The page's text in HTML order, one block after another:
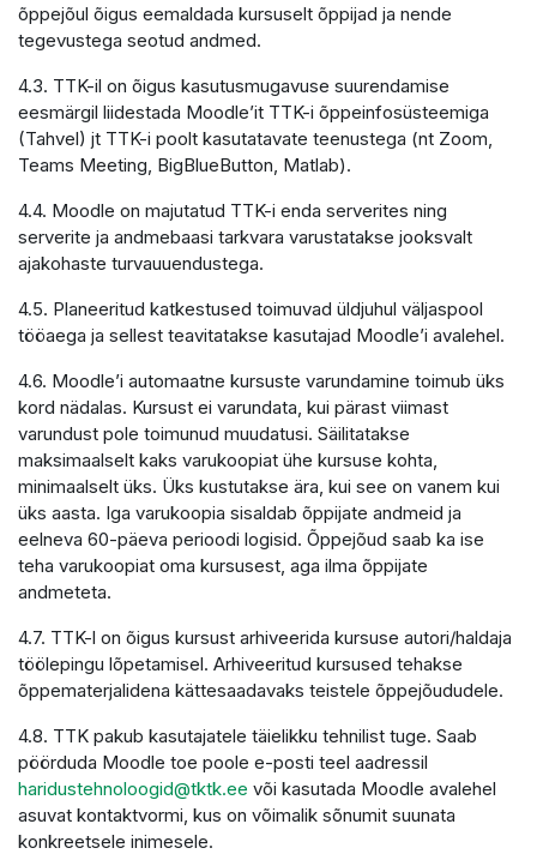
õppejõul õigus eemaldada kursuselt õppijad ja nende
tegevustega seotud andmed.
4.3. TTK-il on õigus kasutusmugavuse suurendamise
eesmärgil liidestada Moodle’it TTK-i õppeinfosüsteemiga
(Tahvel) jt TTK-i poolt kasutatavate teenustega (nt Zoom,
Teams Meeting, BigBlueButton, Matlab).
4.4. Moodle on majutatud TTK-i enda serverites ning
serverite ja andmebaasi tarkvara varustatakse jooksvalt
ajakohaste turvauuendustega.
4.5. Planeeritud katkestused toimuvad üldjuhul väljaspool
tööaega ja sellest teavitatakse kasutajad Moodle’i avalehel.
4.6. Moodle’i automaatne kursuste varundamine toimub üks
kord nädalas. Kursust ei varundata, kui pärast viimast
varundust pole toimunud muudatusi. Säilitatakse
maksimaalselt kaks varukoopiat ühe kursuse kohta,
minimaalselt üks. Üks kustutakse ära, kui see on vanem kui
üks aasta. Iga varukoopia sisaldab õppijate andmeid ja
eelneva 60-päeva perioodi logisid. Õppejõud saab ka ise
teha varukoopiat oma kursusest, aga ilma õppijate
andmeteta.
4.7. TTK-l on õigus kursust arhiveerida kursuse autori/haldaja
töölepingu lõpetamisel. Arhiveeritud kursused tehakse
õppematerjalidena kättesaadavaks teistele õppejõududele.
4.8. TTK pakub kasutajatele täielikku tehnilist tuge. Saab
pöörduda Moodle toe poole e-posti teel aadressil
haridustehnoloogid@tktk.ee või kasutada Moodle avalehel
asuvat kontaktvormi, kus on võimalik sõnumit suunata
konkreetsele inimesele.